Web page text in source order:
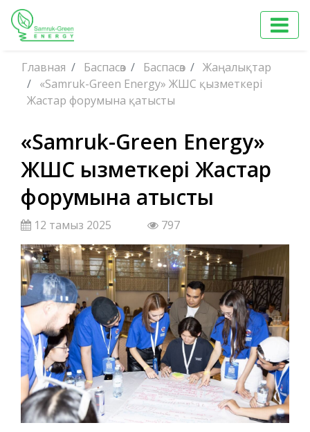
Главная Баспасөз Баспасөз
Жаңалықтар
«Samruk-Green Energy» ЖШС қызметкері
Жастар форумына қатысты
«Samruk-Green Energy»
ЖШС қызметкері Жастар
форумына қатысты
12 тамыз 2025 797